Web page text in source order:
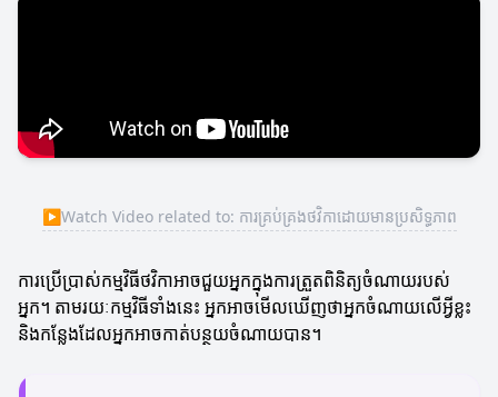
▶Watch Video related to: ការគ្រប់គ្រងថវិកាដោយមានប្រសិទ្ធភាព
ការប្រើប្រាស់កម្មវិធីថវិកាអាចជួយអ្នកក្នុងការត្រួតពិនិត្យចំណាយរបស់
អ្នក។ តាមរយៈកម្មវិធីទាំងនេះ អ្នកអាចមើលឃើញថាអ្នកចំណាយលើអ្វីខ្លះ
និងកន្លែងដែលអ្នកអាចកាត់បន្ថយចំណាយបាន។